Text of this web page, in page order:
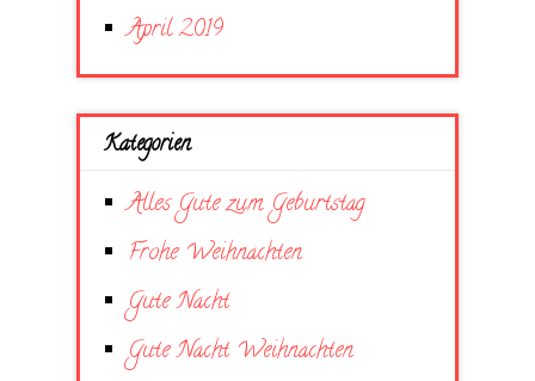
April 2019
Kategorien
Alles Gute zum Geburtstag
Frohe Weihnachten
Gute Nacht
Gute Nacht Weihnachten